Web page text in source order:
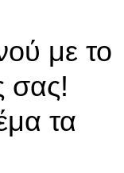
με το
σας!
τα